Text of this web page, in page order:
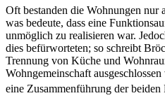
Oft bestanden die Wohnungen nur
was bedeute, dass eine
unmöglich zu realisieren war.
dies befürworteten; so schreibt
Trennung von Küche und
Wohngemeinschaft
eine Zusammenführung der beiden